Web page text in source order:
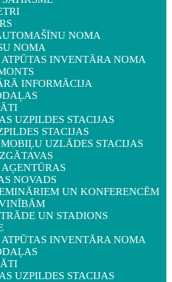
NOMA
NOMA
INVENTĀRA NOMA
INFORMĀCIJA
UZPILDES STACIJAS
STACIJAS
UZLĀDES STACIJAS
NOVADS
UN KONFERENCĒM
UN STADIONS
INVENTĀRA NOMA
UZPILDES STACIJAS